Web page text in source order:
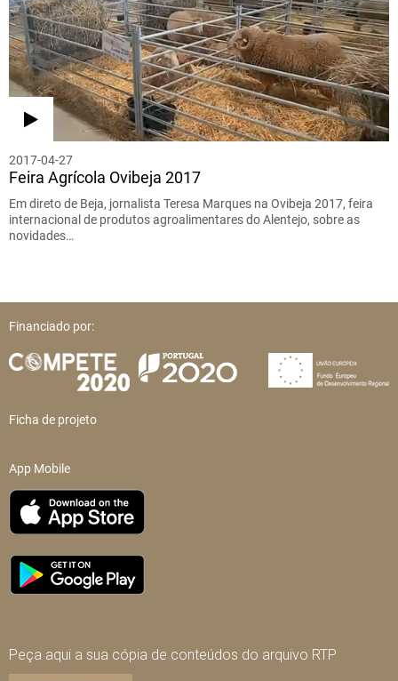
2017-04-27
Feira Agrícola Ovibeja 2017
Em direto de Beja, jornalista Teresa Marques na Ovibeja 2017, feira
internacional de produtos agroalimentares do Alentejo, sobre as
novidades…
Financiado por:
Ficha de projeto
App Mobile
Peça aqui a sua cópia de conteúdos do arquivo RTP